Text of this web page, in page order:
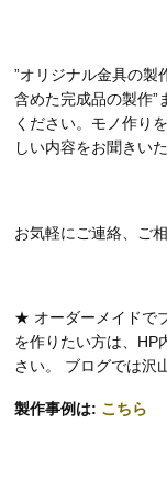
”オリジナル金具の製
含めた完成品の製作”
ください。モノ作り
しい内容をお聞きいた
お気軽にご連絡、ご
★ オーダーメイドで
を作りたい方は、HP
さい。 ブログでは沢
製作事例は: こちら